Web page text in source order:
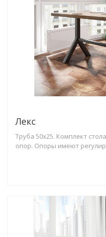
Лекс
Труба 50х25. Комплект
опор. Опоры имеют